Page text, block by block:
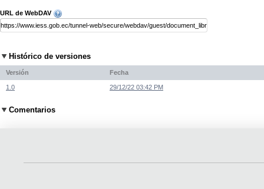
URL de WebDAV
Histórico de versiones
Versión Fecha
1.0 29/12/22 03:42 PM
Comentarios